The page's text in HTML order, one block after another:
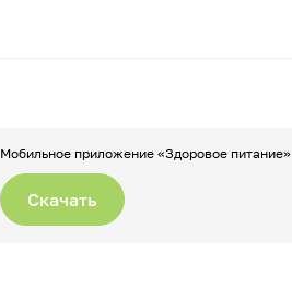
Мобильное приложение «Здоровое питание»
Скачать